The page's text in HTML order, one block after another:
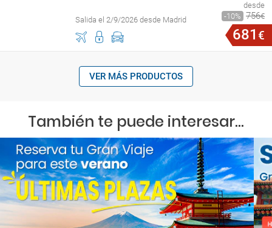
Salida el 2/9/2026 desde Madrid
desde
10
756€
681 €
VER MÁS PRODUCTOS
También te puede interesar...